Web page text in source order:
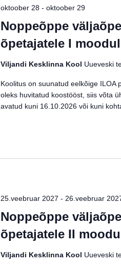
Noppeõppe
õpetajatele I moodul
oktoober 28 - oktoober 29
Viljandi Kesklinna Kool Uueveski
Koolitus on suunatud eelkõige ILOA
oleks huvitatud koostööst, siis võta
avatud kuni 16.10.2026 või kuni
Noppeõppe
õpetajatele II
25.veebruar 2027 - 26.veebruar
Viljandi Kesklinna Kool Uueveski